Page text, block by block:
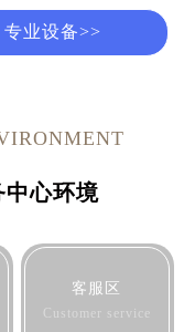
专业设备>>
中心环境
客服区
Customer service